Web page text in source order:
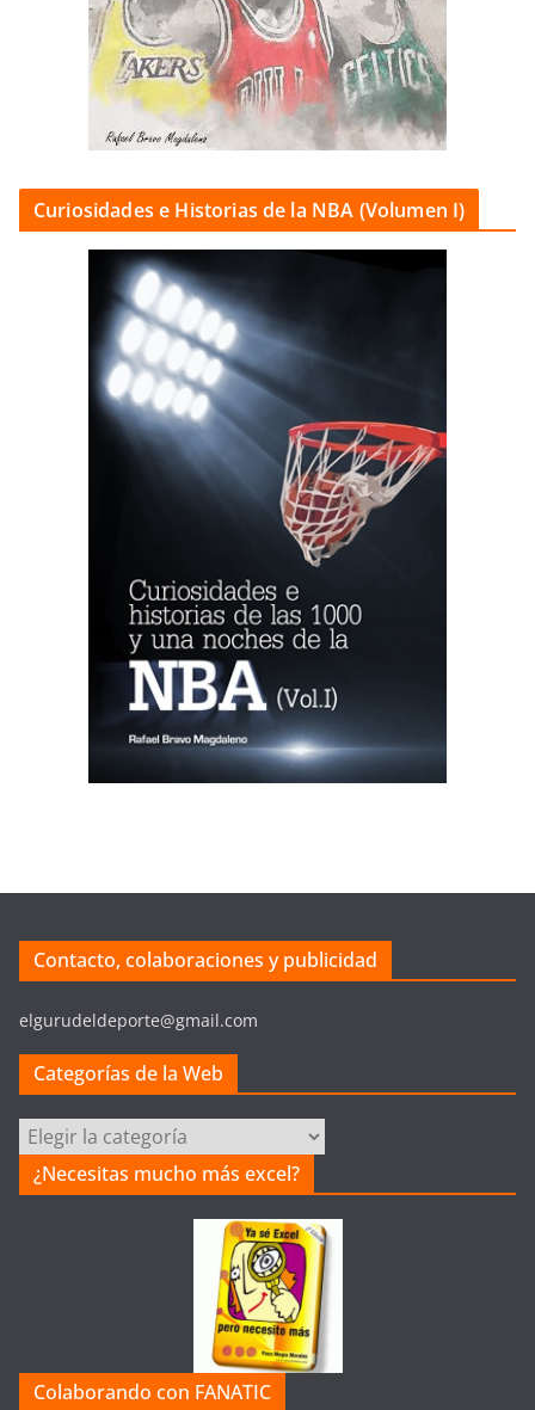
Curiosidades e Historias de la NBA (Volumen I)
Contacto, colaboraciones y publicidad
elgurudeldeporte@gmail.com
Categorías de la Web
Categorías
la
¿Necesitas mucho más excel?
Colaborando con FANATIC